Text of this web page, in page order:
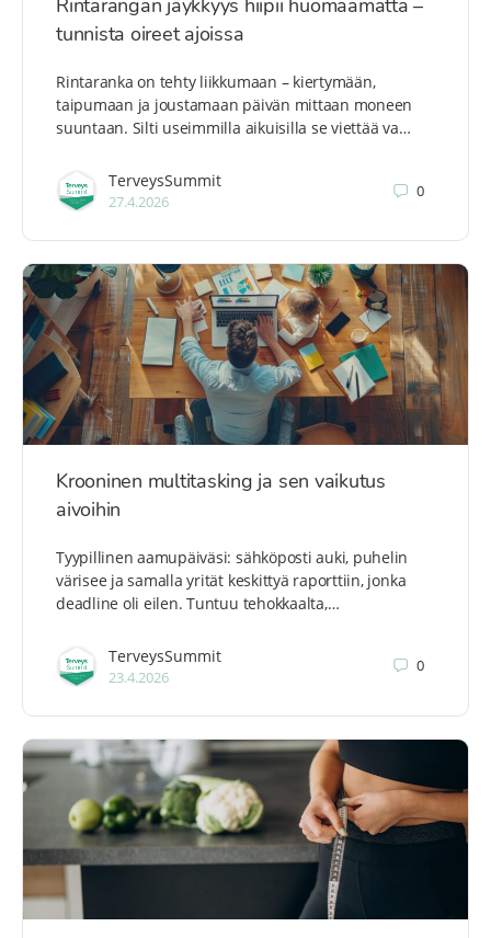
Rintarangan jäykkyys hiipii huomaamatta –
tunnista oireet ajoissa
Rintaranka on tehty liikkumaan – kiertymään,
taipumaan ja joustamaan päivän mittaan moneen
suuntaan. Silti useimmilla aikuisilla se viettää va…
TerveysSummit
27.4.2026
0
Krooninen multitasking ja sen vaikutus
aivoihin
Tyypillinen aamupäiväsi: sähköposti auki, puhelin
värisee ja samalla yrität keskittyä raporttiin, jonka
deadline oli eilen. Tuntuu tehokkaalta,…
TerveysSummit
23.4.2026
0